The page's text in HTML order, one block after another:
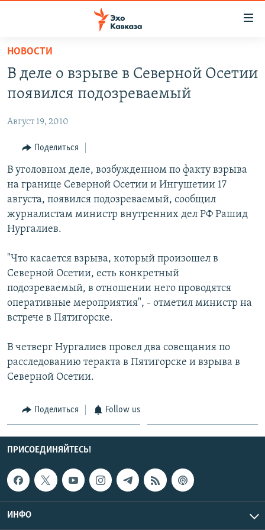
Вернуться
основному
содержанию
навигации
Вернутся
поиску
ТБИЛИСИ
ЦХИНВАЛИ
ВЕСЬ КАВКАЗ
СЕВЕРНЫЙ КАВКАЗ
АРМЕНИЯ
АЗЕРБАЙДЖАН
ТЕМЫ
ПОЛИТИКА
ЭКОНОМИКА
ОБЩЕСТВО
КУЛЬТУРА
СПОРТ
РУБРИКИ
НЕКРУГЛЫЙ СТОЛ
ГОСТЬ НЕДЕЛИ
ПОЗИЦИЯ
БЛОГИ
ЧИТАЕМ ПРЕССУ
МУЛЬТИМЕДИА
ВИДЕО
ФОТО
АУДИО
ПОДКАСТЫ
АРХИВ РАДИОПРОГРАММЫ
ПРИСОЕДИНЯЙТЕСЬ!
Все сайты РСЕ/РС
НОВОСТИ
В деле о взрыве в Северной Осетии
появился подозреваемый
Август 19, 2010
Поделиться
В уголовном деле, возбужденном по факту взрыва
на границе Северной Осетии и Ингушетии 17
августа, появился подозреваемый, сообщил
журналистам министр внутренних дел РФ Рашид
Нургалиев.
"Что касается взрыва, который произошел в
Северной Осетии, есть конкретный
подозреваемый, в отношении него проводятся
оперативные мероприятия", - отметил министр на
встрече в Пятигорске.
В четверг Нургалиев провел два совещания по
расследованию теракта в Пятигорске и взрыва в
Северной Осетии.
Поделиться Follow us
ПРИСОЕДИНЯЙТЕСЬ!
ИНФО